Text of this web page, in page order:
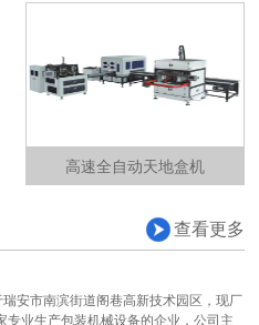
高速全自动天地盒机
查看更多
安市南滨街道阁巷高新技术园区，现厂
业生产包装机械设备的企业，公司主